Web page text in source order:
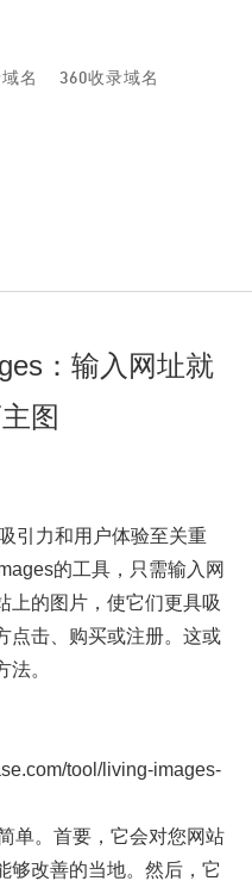
名 360收录域名
：输入网址就
图
引力和用户体验至关重
的工具，只需输入网
上的图片，使它们更具吸
点击、购买或注册。这或
。
tool/living-images-
单。首要，它会对您网站
够改善的当地。然后，它